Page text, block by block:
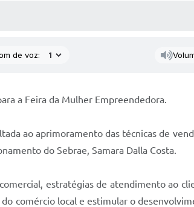
de voz:
a Feira da Mulher Empreendedora.
ao aprimoramento das técnicas de
do Sebrae, Samara Dalla Costa.
estratégias de atendimento ao
comércio local e estimular o